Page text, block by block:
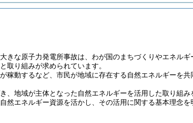
きな原子力発電所事故は、わが国のまちづくりやエネル
取り組みが求められています。
稼動するなど、市民が地域に存在する自然エネルギーを
、地域が主体となった自然エネルギーを活用した取り組み
然エネルギー資源を活かし、その活用に関する基本理念